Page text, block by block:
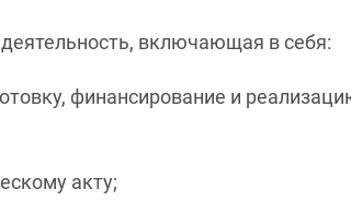
включающая в себя:
финансирование и
акту;